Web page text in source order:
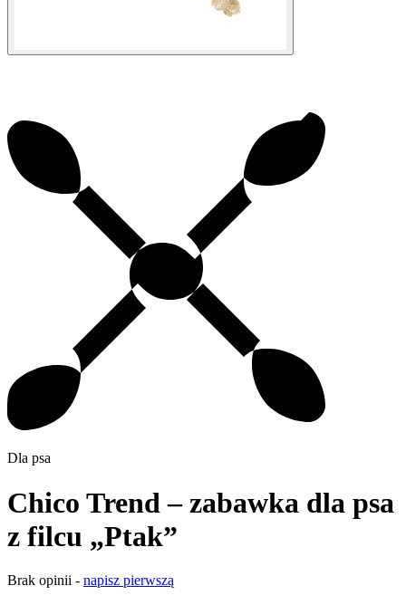
Dla psa
Chico Trend – zabawka dla psa
z filcu „Ptak”
Brak opinii - napisz pierwszą